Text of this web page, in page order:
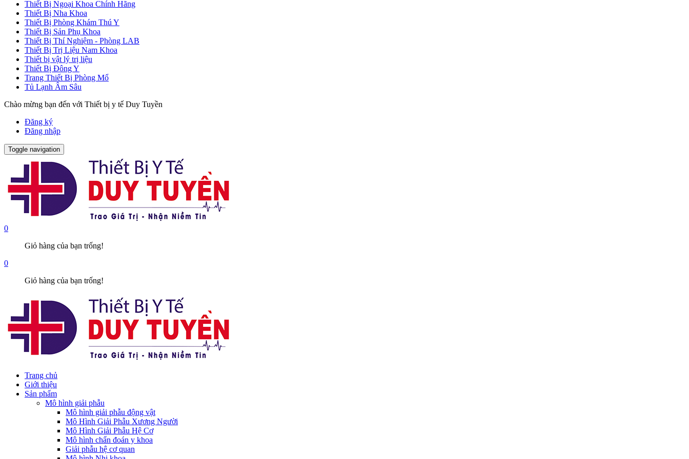
Thiết Bị Ngoại Khoa Chính Hãng
Thiết Bị Nha Khoa
Thiết Bị Phòng Khám Thú Y
Thiết Bị Sản Phụ Khoa
Thiết Bị Thí Nghiệm - Phòng LAB
Thiết Bị Trị Liệu Nam Khoa
Thiết bị vật lý trị liệu
Thiết Bị Đông Y
Trang Thiết Bị Phòng Mổ
Tủ Lạnh Âm Sâu
Chào mừng bạn đến với Thiết bị y tế Duy Tuyền
Đăng ký
Đăng nhập
Toggle navigation
0
Giỏ hàng của bạn trống!
0
Giỏ hàng của bạn trống!
Trang chủ
Giới thiệu
Sản phẩm
Mô hình giải phẫu
Mô hình giải phẫu động vật
Mô Hình Giải Phẫu Xương Người
Mô Hình Giải Phẫu Hệ Cơ
Mô hình chẩn đoán y khoa
Giải phẫu hệ cơ quan